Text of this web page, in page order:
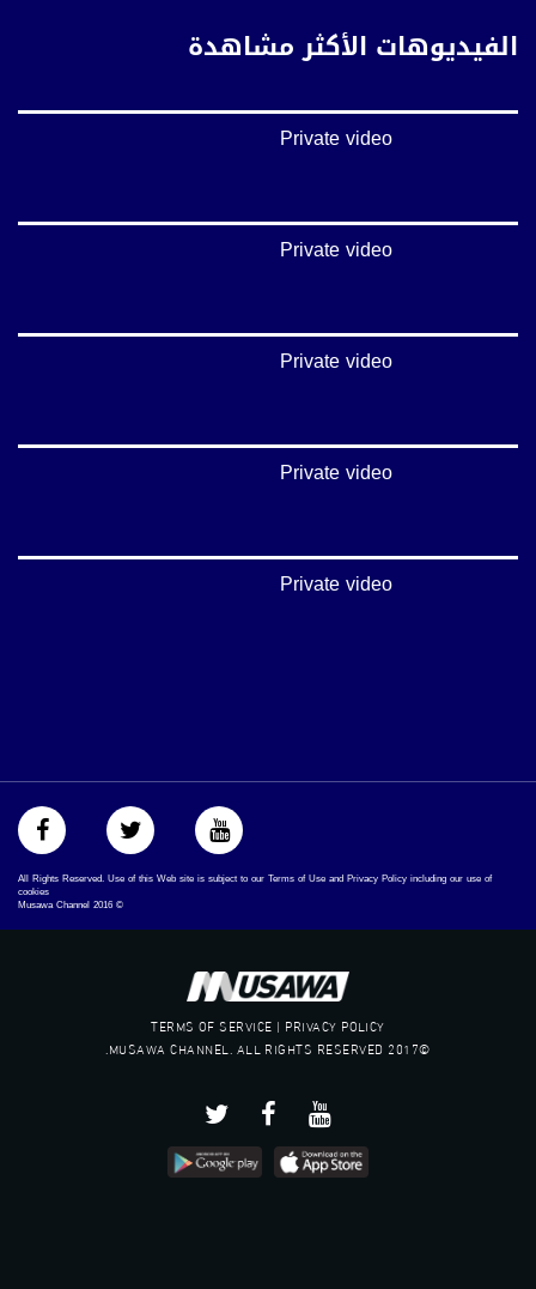
الفيديوهات الأكثر مشاهدة
Private video
Private video
Private video
Private video
Private video
All Rights Reserved. Use of this Web site is subject to our Terms of Use and Privacy Policy including our use of
cookies
©
2016
TERMS OF SERVICE | PRIVACY POLICY
©2017 MUSAWA CHANNEL. ALL RIGHTS RESERVED.